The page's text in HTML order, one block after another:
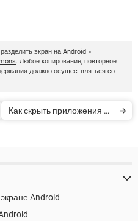
экран на Android »
. Любое копирование, повторное
должно осуществляться со
Как скрыть приложения на
Android